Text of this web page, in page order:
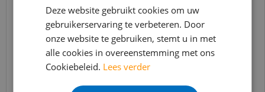
125,65
Bekijk product
In verband met de vakantie periode zijn wij
t/m 14 augustus telefonisch helaas niet
bereikbaar.
Bestelling worden uiteraard verwerkt
echter iets minder snel dan wat je van ons
gewend bent.
Deze website gebruikt cookies om uw
gebruikerservaring te verbeteren. Door
onze website te gebruiken, stemt u in met
alle cookies in overeenstemming met ons
Cookiebeleid. Lees verder